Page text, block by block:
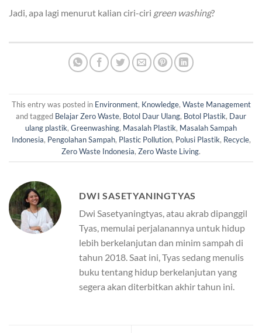
Jadi, apa lagi menurut kalian ciri-ciri green washing?
This entry was posted in Environment, Knowledge, Waste Management
and tagged Belajar Zero Waste, Botol Daur Ulang, Botol Plastik, Daur
ulang plastik, Greenwashing, Masalah Plastik, Masalah Sampah
Indonesia, Pengolahan Sampah, Plastic Pollution, Polusi Plastik, Recycle,
Zero Waste Indonesia, Zero Waste Living.
DWI SASETYANINGTYAS
Dwi Sasetyaningtyas, atau akrab dipanggil
Tyas, memulai perjalanannya untuk hidup
lebih berkelanjutan dan minim sampah di
tahun 2018. Saat ini, Tyas sedang menulis
buku tentang hidup berkelanjutan yang
segera akan diterbitkan akhir tahun ini.